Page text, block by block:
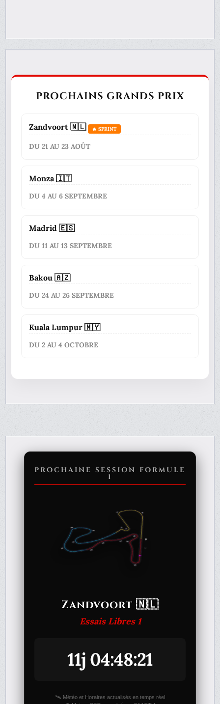
PROCHAINS GRANDS PRIX
Zandvoort 🇳🇱 🔥 SPRINT
DU 21 AU 23 AOÛT
Monza 🇮🇹
DU 4 AU 6 SEPTEMBRE
Madrid 🇪🇸
DU 11 AU 13 SEPTEMBRE
Bakou 🇦🇿
DU 24 AU 26 SEPTEMBRE
Kuala Lumpur 🇲🇾
DU 2 AU 4 OCTOBRE
PROCHAINE SESSION FORMULE
1
Zandvoort 🇳🇱
Essais Libres 1
11j 04:48:21
🛰️ Météo et Horaires actualisés en temps réel